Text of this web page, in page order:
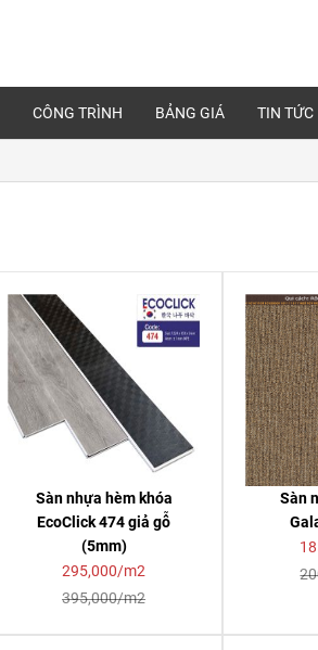
CÔNG TRÌNH BẢNG GIÁ TIN TỨC
Sàn nhựa hèm khóa
EcoClick 474 giả gỗ
(5mm)
295,000/m2
395,000/m2
Sàn